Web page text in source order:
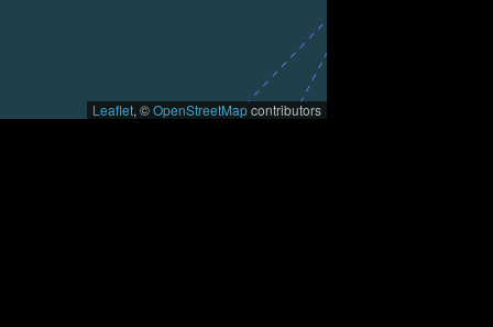
Leaflet, ©OpenStreetMapcontributors